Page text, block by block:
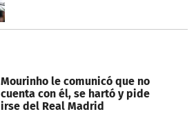
Mourinho le comunicó que no
cuenta con él, se hartó y pide
irse del Real Madrid